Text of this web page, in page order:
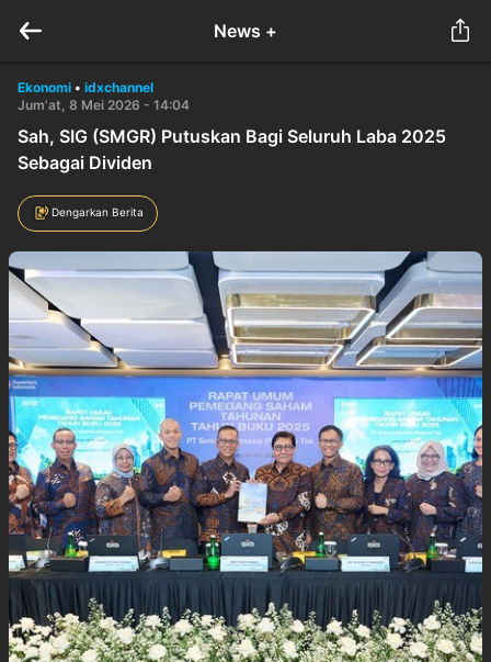
News +
Ekonomi • idxchannel
Jum'at, 8 Mei 2026 - 14:04
Sah, SIG (SMGR) Putuskan Bagi Seluruh Laba 2025
Sebagai Dividen
Dengarkan Berita